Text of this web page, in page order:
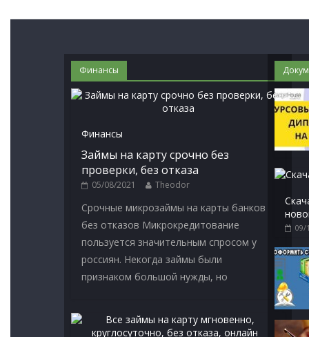
Финансы
Финансы
Займы на карту срочно без
проверки, без отказа
05/08/2021 Theodor
Срочные микрозаймы на карты банков
без отказов Микрокредитование
пользуется значительным спросом у
россиян. Некогда займы были
признаком большой нужды, но
09/